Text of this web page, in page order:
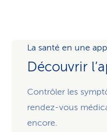
La santé en une
Découvrir
Contrôler les
rendez-vous
encore.